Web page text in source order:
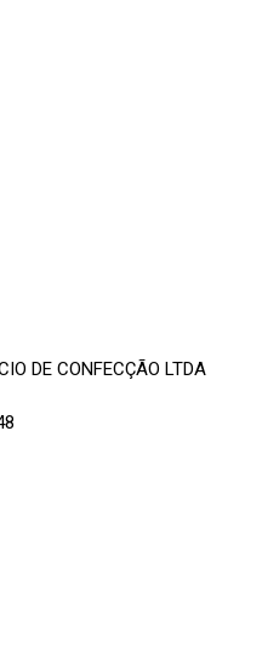
DE CONFECÇÃO LTDA